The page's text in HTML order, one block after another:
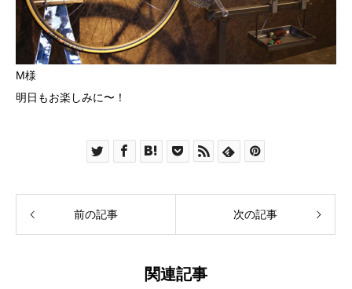
M様
明日もお楽しみに〜！
前の記事 次の記事
関連記事